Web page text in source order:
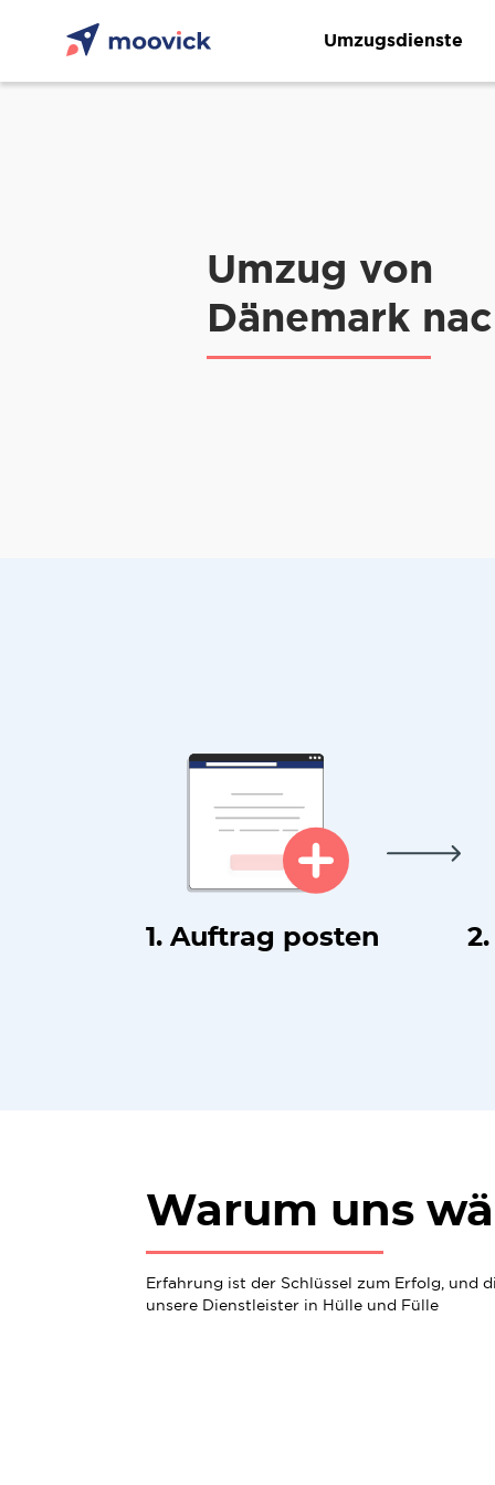
Umzugsdienste
Umzug von
Dänemark
1. Auftrag posten
Warum uns
Erfahrung ist der Schlüssel zum Erfolg, und
unsere Dienstleister in Hülle und Fülle